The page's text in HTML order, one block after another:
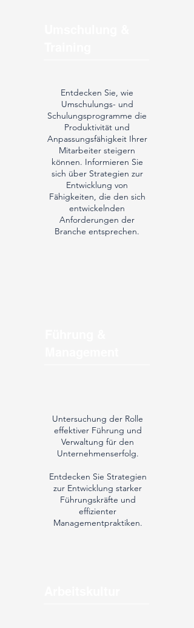
Entdecken Sie, wie
Umschulungs- und
Schulungsprogramme die
Produktivität und
Anpassungsfähigkeit Ihrer
Mitarbeiter steigern
können. Informieren Sie
sich über Strategien zur
Entwicklung von
Fähigkeiten, die den sich
entwickelnden
Anforderungen der
Branche entsprechen.
Untersuchung der Rolle
effektiver Führung und
Verwaltung für den
Unternehmenserfolg.
Entdecken Sie Strategien
zur Entwicklung starker
Führungskräfte und
effizienter
Managementpraktiken.